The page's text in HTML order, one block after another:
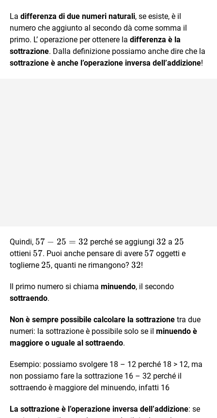
La differenza di due numeri naturali, se esiste, è il
numero che aggiunto al secondo dà come somma il
primo. L’ operazione per ottenere la differenza è la
sottrazione. Dalla definizione possiamo anche dire che la
sottrazione è anche l’operazione inversa dell’addizione!
Quindi, 57-
25=32
57 − 25 = 32 perché se aggiungi32
32 a 25
25
ottieni 57
57. Puoi anche pensare di avere 57
57 oggetti e
toglierne 25
25, quanti ne rimangono? 32
32!
Il primo numero si chiama minuendo, il secondo
sottraendo.
Non è sempre possibile calcolare la sottrazione tra due
numeri: la sottrazione è possibile solo se il minuendo è
maggiore o uguale al sottraendo.
Esempio: possiamo svolgere 18 – 12 perché 18 > 12, ma
non possiamo fare la sottrazione 16 – 32 perché il
sottraendo è maggiore del minuendo, infatti 16
La sottrazione è l’operazione inversa dell’addizione: se